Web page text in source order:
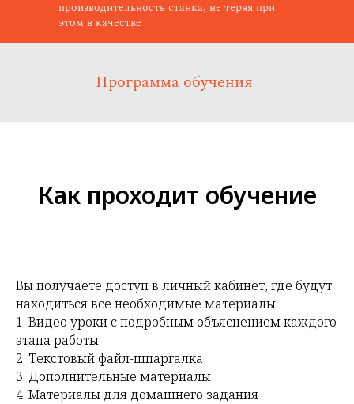
производительность станка, не теряя при
этом в качестве
Программа обучения
Как проходит обучение
Вы получаете доступ в личный кабинет, где будут
находиться все необходимые материалы
1. Видео уроки с подробным объяснением каждого
этапа работы
2. Текстовый файл-шпаргалка
3. Дополнительные материалы
4. Материалы для домашнего задания